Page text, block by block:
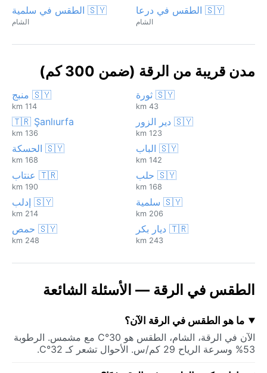
🇸🇾 الطقس في درعا
الشام
🇸🇾 الطقس في سلمية
الشام
مدن قريبة من الرقة (ضمن 300 كم)
🇸🇾 ثورة
43 km
🇸🇾 منبج
114 km
🇸🇾 دير الزور
123 km
🇹🇷 Şanlıurfa
136 km
🇸🇾 الباب
142 km
🇸🇾 الحسكة
168 km
🇸🇾 حلب
168 km
🇹🇷 عنتاب
190 km
🇸🇾 سلمية
206 km
🇸🇾 إدلب
214 km
🇹🇷 ديار بكر
243 km
🇸🇾 حمص
248 km
الطقس في الرقة — الأسئلة الشائعة
ما هو الطقس في الرقة الآن؟
الآن في الرقة، الشام، الطقس هو 30°C مع مشمس. الرطوبة
53% وسرعة الرياح 29 كم/س. الأحوال تشعر كـ 32°C.